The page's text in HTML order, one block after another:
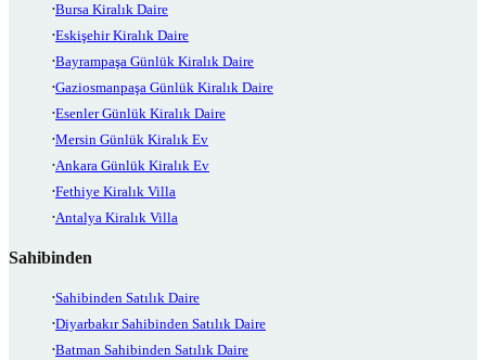
Bursa Kiralık Daire
Eskişehir Kiralık Daire
Bayrampaşa Günlük Kiralık Daire
Gaziosmanpaşa Günlük Kiralık Daire
Esenler Günlük Kiralık Daire
Mersin Günlük Kiralık Ev
Ankara Günlük Kiralık Ev
Fethiye Kiralık Villa
Antalya Kiralık Villa
Sahibinden
Sahibinden Satılık Daire
Diyarbakır Sahibinden Satılık Daire
Batman Sahibinden Satılık Daire